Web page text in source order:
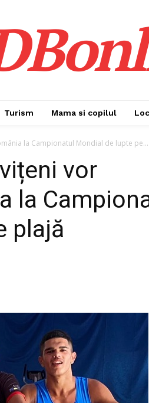
Turism Mama si copilul
la Campionatul Mondial de lupte pe...
vor
la
plajă